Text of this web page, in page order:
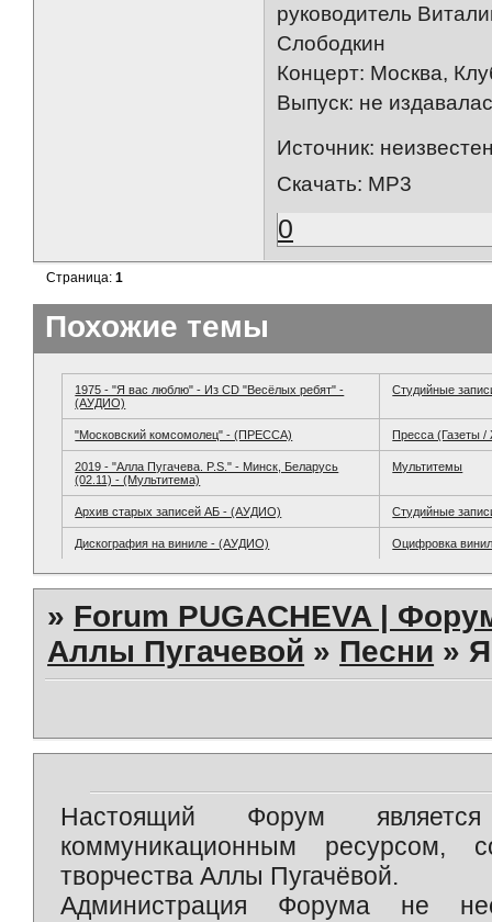
руководитель
Слободкин
Концерт: Москва,
Выпуск: не
Источник:
Скачать: MP3
0
Страница:1
Похожие темы
1975 - "Я вас люблю" - Из CD "Весёлых ребят" -
(АУДИО)
Студийные
"Московский комсомолец" - (ПРЕССА) Пресса (Газеты
2019 - "Алла Пугачева. P.S." - Минск, Беларусь
(02.11) - (Мультитема)
Мультитемы
Архив старых записей АБ - (АУДИО) Студийные
Дискография на виниле - (АУДИО) Оцифровка
» Forum PUGACHEVA |
Аллы Пугачевой » Песни »
Настоящий Форум является
коммуникационным ресурсом,
творчества Аллы Пугачёвой.
Администрация Форума не